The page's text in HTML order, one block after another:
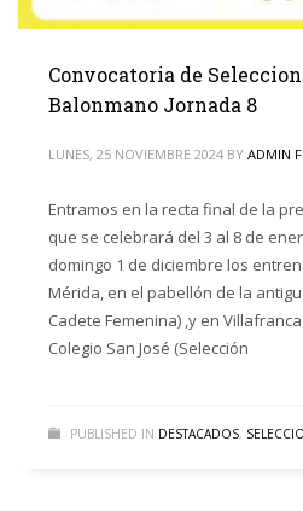
Convocatoria de
Balonmano Jornada 8
LUNES, 25 NOVIEMBRE 2024 BY ADMIN
Entramos en la recta final de la
que se celebrará del 3 al 8 de
domingo 1 de diciembre los
Mérida, en el pabellón de la
Cadete Femenina) ,y en
Colegio San José (Selección
PUBLISHED IN DESTACADOS,